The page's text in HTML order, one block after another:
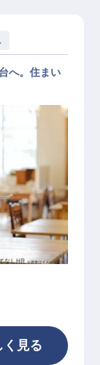
へ。住まい
く見る